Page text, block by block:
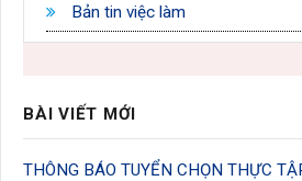
Bản tin việc làm
BÀI VIẾT MỚI
THÔNG BÁO TUYỂN CHỌN THỰC